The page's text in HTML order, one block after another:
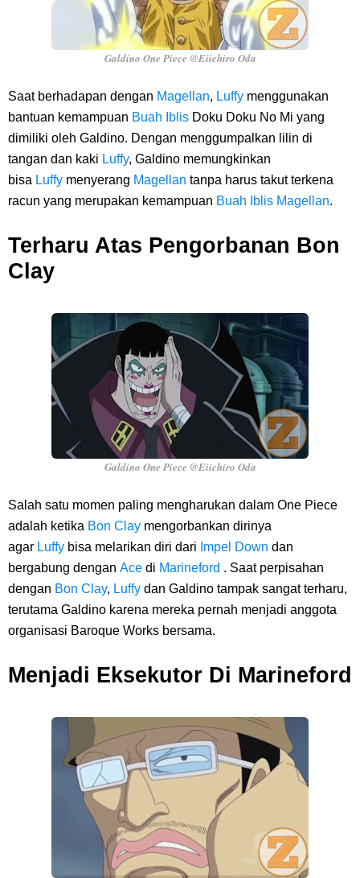
Galdino One Piece @Eiichiro Oda
Saat berhadapan dengan Magellan, Luffy menggunakan
bantuan kemampuan Buah Iblis Doku Doku No Mi yang
dimiliki oleh Galdino. Dengan menggumpalkan lilin di
tangan dan kaki Luffy, Galdino memungkinkan
bisa Luffy menyerang Magellan tanpa harus takut terkena
racun yang merupakan kemampuan Buah Iblis Magellan.
Terharu Atas Pengorbanan Bon
Clay
Galdino One Piece @Eiichiro Oda
Salah satu momen paling mengharukan dalam One Piece
adalah ketika Bon Clay mengorbankan dirinya
agar Luffy bisa melarikan diri dari Impel Down dan
bergabung dengan Ace di Marineford . Saat perpisahan
dengan Bon Clay, Luffy dan Galdino tampak sangat terharu,
terutama Galdino karena mereka pernah menjadi anggota
organisasi Baroque Works bersama.
Menjadi Eksekutor Di Marineford